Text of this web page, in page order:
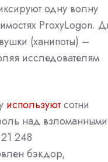
одну волну
ProxyLogon.
(ханипоты) –
исследователям
используютсотни
над взломанными
248
бэкдор,